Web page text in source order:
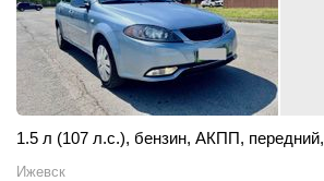
1.5 л (107 л.с.), бензин, АКПП, передний,
Ижевск